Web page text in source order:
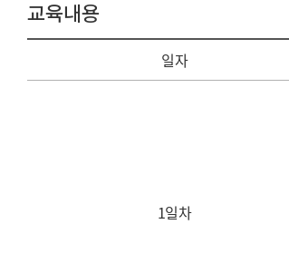
교육내용
일자
1일차